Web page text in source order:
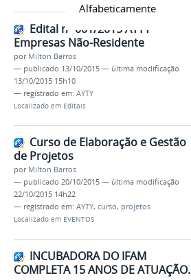
Alfabeticamente
Edital nº 001/2015 AYTY -
Empresas Não-Residente
por Milton Barros
— publicado 13/10/2015 — última modificação
13/10/2015 15h10
— registrado em: AYTY
Localizado em Editais
Curso de Elaboração e Gestão
de Projetos
por Milton Barros
— publicado 20/10/2015 — última modificação
22/10/2015 14h22
— registrado em: AYTY, curso, projetos
Localizado em EVENTOS
INCUBADORA DO IFAM
COMPLETA 15 ANOS DE ATUAÇÃO.